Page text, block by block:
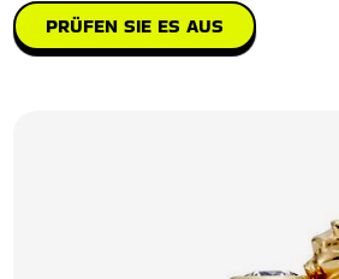
PRÜFEN SIE ES AUS